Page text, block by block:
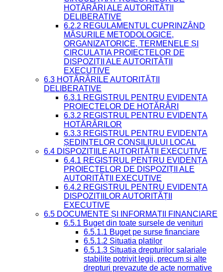
HOTĂRÂRI ALE AUTORITĂȚII
DELIBERATIVE
6.2.2 REGULAMENTUL CUPRINZÂND
MĂSURILE METODOLOGICE,
ORGANIZATORICE, TERMENELE ȘI
CIRCULAȚIA PROIECTELOR DE
DISPOZIȚII ALE AUTORITĂȚII
EXECUTIVE
6.3 HOTĂRÂRILE AUTORITĂȚII
DELIBERATIVE
6.3.1 REGISTRUL PENTRU EVIDENȚA
PROIECTELOR DE HOTĂRÂRI
6.3.2 REGISTRUL PENTRU EVIDENȚA
HOTĂRÂRILOR
6.3.3 REGISTRUL PENTRU EVIDENȚA
ȘEDINȚELOR CONSILIULUI LOCAL
6.4 DISPOZIȚIILE AUTORITĂȚII EXECUTIVE
6.4.1 REGISTRUL PENTRU EVIDENȚA
PROIECTELOR DE DISPOZIȚII ALE
AUTORITĂȚII EXECUTIVE
6.4.2 REGISTRUL PENTRU EVIDENȚA
DISPOZIȚIILOR AUTORITĂȚII
EXECUTIVE
6.5 DOCUMENTE ȘI INFORMAȚII FINANCIARE
6.5.1 Buget din toate sursele de venituri
6.5.1.1 Buget pe surse financiare
6.5.1.2 Situatia platilor
6.5.1.3 Situatia drepturilor salariale
stabilite potrivit legii, precum si alte
drepturi prevazute de acte normative